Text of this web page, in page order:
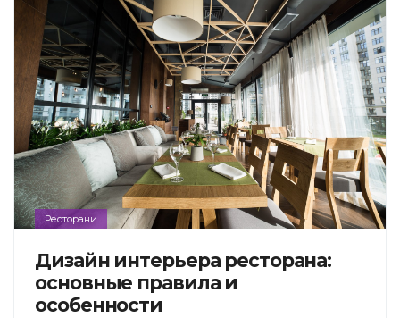
Ресторани
Дизайн интерьера ресторана:
основные правила и
особенности